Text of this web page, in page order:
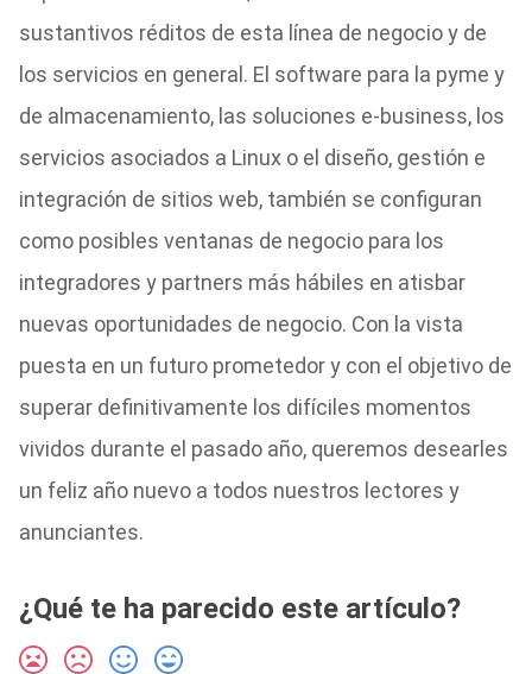
sustantivos réditos de esta línea de negocio y de
los servicios en general. El software para la pyme y
de almacenamiento, las soluciones e-business, los
servicios asociados a Linux o el diseño, gestión e
integración de sitios web, también se configuran
como posibles ventanas de negocio para los
integradores y partners más hábiles en atisbar
nuevas oportunidades de negocio. Con la vista
puesta en un futuro prometedor y con el objetivo de
superar definitivamente los difíciles momentos
vividos durante el pasado año, queremos desearles
un feliz año nuevo a todos nuestros lectores y
anunciantes.
¿Qué te ha parecido este artículo?